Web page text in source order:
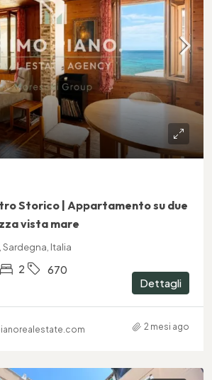
Storico | Appartamento su due
vista mare
Sardegna, Italia
2 670
Dettagli
2 mesi ago